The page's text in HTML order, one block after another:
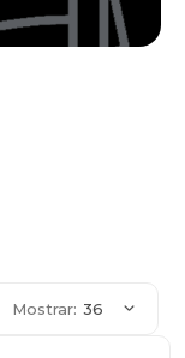
Mostrar: 36